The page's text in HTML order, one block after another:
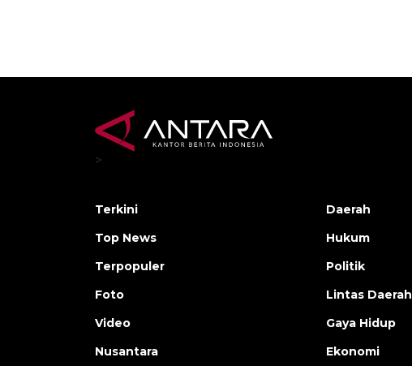
>
Terkini
Top News
Terpopuler
Foto
Video
Nusantara
Daerah
Hukum
Politik
Lintas Daerah
Gaya Hidup
Ekonomi